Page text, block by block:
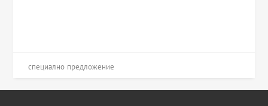
специално предложение